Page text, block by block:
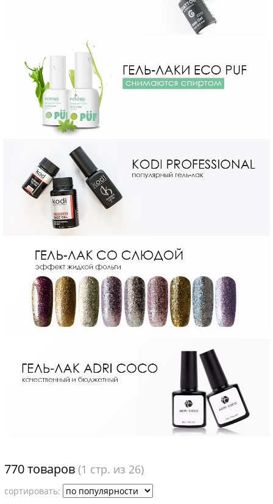
770 товаров (1 стр. из 26)
cортировать: